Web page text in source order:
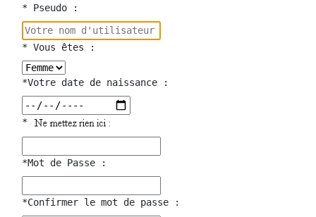
* Pseudo :
* Vous êtes :
*Votre date de naissance :
*
*Mot de Passe :
*Confirmer le mot de passe :